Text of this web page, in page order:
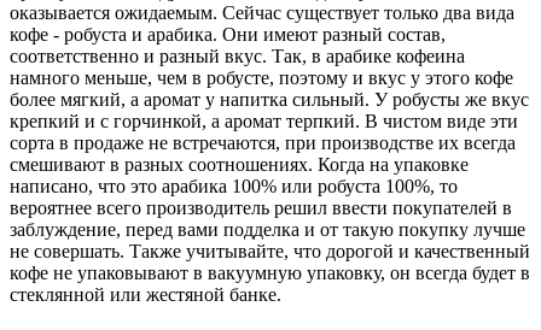
оказывается ожидаемым. Сейчас существует только два вида
кофе - робуста и арабика. Они имеют разный состав,
соответственно и разный вкус. Так, в арабике кофеина
намного меньше, чем в робусте, поэтому и вкус у этого кофе
более мягкий, а аромат у напитка сильный. У робусты же вкус
крепкий и с горчинкой, а аромат терпкий. В чистом виде эти
сорта в продаже не встречаются, при производстве их всегда
смешивают в разных соотношениях. Когда на упаковке
написано, что это арабика 100% или робуста 100%, то
вероятнее всего производитель решил ввести покупателей в
заблуждение, перед вами подделка и от такую покупку лучше
не совершать. Также учитывайте, что дорогой и качественный
кофе не упаковывают в вакуумную упаковку, он всегда будет в
стеклянной или жестяной банке.